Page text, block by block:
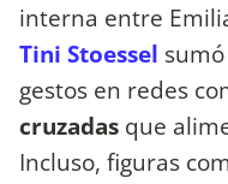
interna entre
Tini Stoessel
gestos en redes
cruzadas que
Incluso, figuras